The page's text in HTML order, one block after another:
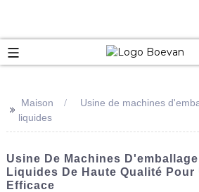
>> Maison
Usine de machines
liquides
Usine De Machines
Liquides De Haute Qualité
Efficace